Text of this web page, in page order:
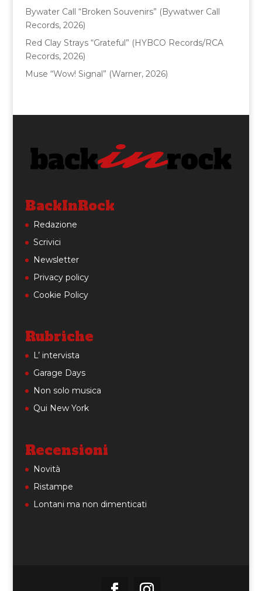
Bywater Call “Broken Souvenirs” (Bywatwer Call
Records, 2026)
Red Clay Strays “Grateful” (HYBCO Records/RCA
Records, 2026)
Muse “Wow! Signal” (Warner, 2026)
BackInRock
Redazione
Scrivici
Newsletter
Privacy policy
Cookie Policy
Rubriche
L’ intervista
Garage Days
Non solo musica
Qui New York
Recensioni
Novità
Ristampe
Lontani ma non dimenticati